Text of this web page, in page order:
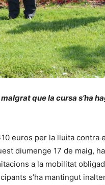
que la cursa s’ha
euros per la lluita contra
diumenge 17 de maig,
a la mobilitat
s’ha mantingut